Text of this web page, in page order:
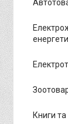
Книги та